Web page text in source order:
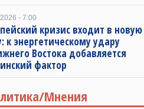
- 7:00
кризис входит в новую
к энергетическому удару
Востока добавляется
фактор
Мнения